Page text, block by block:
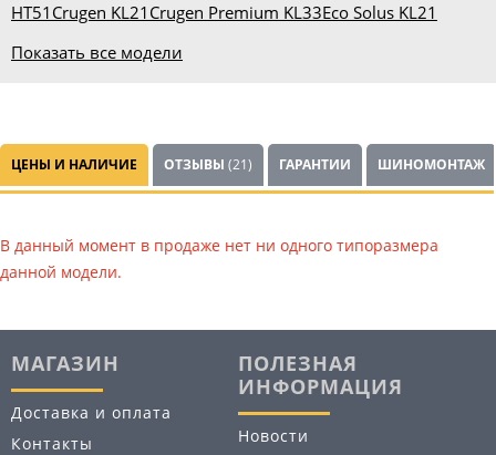
HT51 Crugen KL21 Crugen Premium KL33Eco Solus KL21
Показать все модели
ЦЕНЫ И НАЛИЧИЕ ОТЗЫВЫ (21) ГАРАНТИИ ШИНОМОНТАЖ
В данный момент в продаже нет ни одного типоразмера
данной модели.
МАГАЗИН
Доставка и оплата
Контакты
ПОЛЕЗНАЯ
ИНФОРМАЦИЯ
Новости